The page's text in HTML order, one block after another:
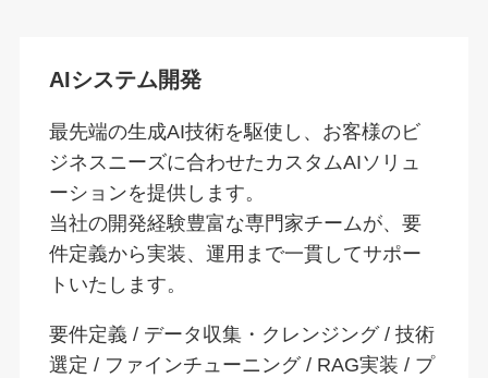
AIシステム開発
最先端の生成AI技術を駆使し、お客様のビ
ジネスニーズに合わせたカスタムAIソリュ
ーションを提供します。
当社の開発経験豊富な専門家チームが、要
件定義から実装、運用まで一貫してサポー
トいたします。
要件定義 / データ収集・クレンジング / 技術
選定 / ファインチューニング / RAG実装 / プ